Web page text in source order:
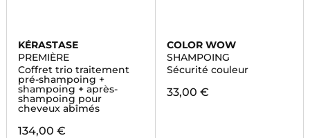
KÉRASTASE
PREMIÈRE
Coffret trio traitement
pré-shampoing +
shampoing + après-
shampoing pour
cheveux abîmés
134,00 €
COLOR WOW
SHAMPOING
Sécurité couleur
33,00 €